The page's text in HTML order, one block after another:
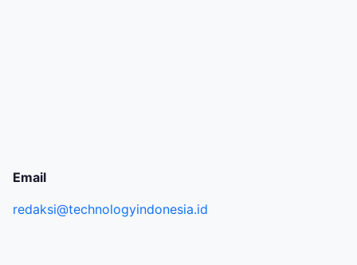
Email
redaksi@technologyindonesia.id